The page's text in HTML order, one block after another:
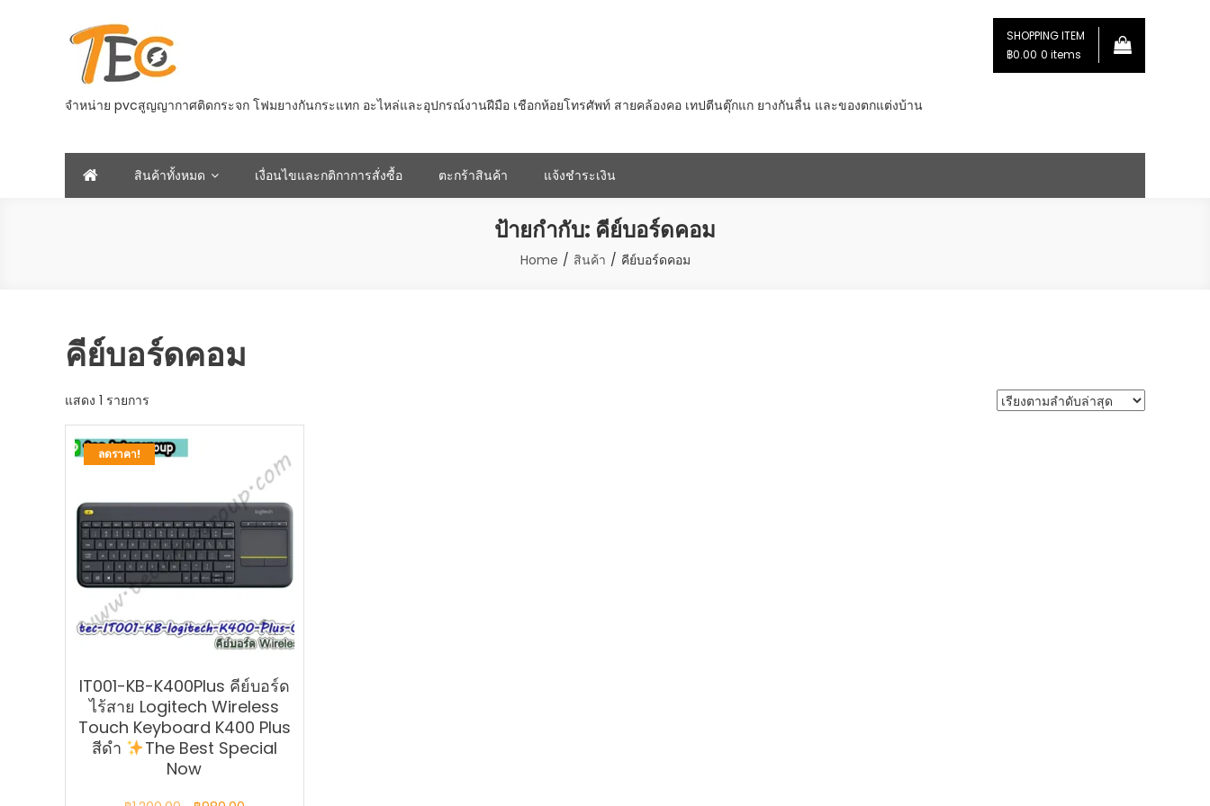
จำหน่าย pvcสูญญากาศติดกระจก โฟมยางกันกระแทก อะไหล่และอุปกรณ์งานฝีมือ เชือกห้อยโทรศัพท์ สายคล้องคอ เทปตีนตุ๊กแก ยางกันลื่น และของตกแต่งบ้าน
SHOPPING ITEM
฿0.00 0 items
สินค้าทั้งหมด เงื่อนไขและกติกาการสั่งซื้อ ตะกร้าสินค้า แจ้งชำระเงิน
ป้ายกำกับ: คีย์บอร์ดคอม
Home สินค้า คีย์บอร์ดคอม
คีย์บอร์ดคอม
แสดง 1 รายการ
ลดราคา!
IT001-KB-K400Plus คีย์บอร์ด
ไร้สาย Logitech Wireless
Touch Keyboard K400 Plus
สีดำ
The Best Special
Now